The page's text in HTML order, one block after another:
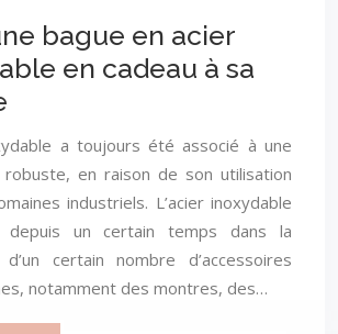
bague en acier
en cadeau à sa
a toujours été associé à une
robuste, en raison de son utilisation
industriels. L’acier inoxydable
un certain temps dans la
certain nombre d’accessoires
notamment des montres, des…